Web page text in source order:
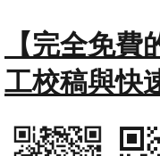
【完全免
工校稿與快